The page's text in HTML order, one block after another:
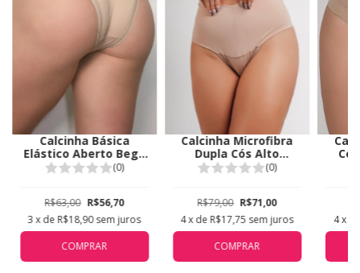
Calcinha Básica
Elástico Aberto Bege
Duhellen 0998
(0)
R$63,00 R$56,70
3 x de R$18,90 sem juros
COMPRAR
Calcinha Microfibra
Dupla Cós Alto
Reforçado Duemes
(0)
R$79,00 R$71,00
4x de R$17,75 sem juros
COMPRAR
4x